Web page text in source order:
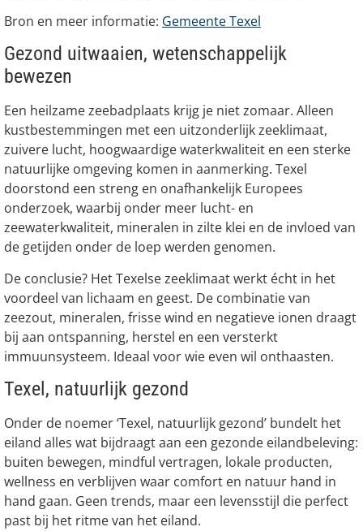
Bron en meer informatie: Gemeente Texel
Gezond uitwaaien, wetenschappelijk
bewezen
Een heilzame zeebadplaats krijg je niet zomaar. Alleen
kustbestemmingen met een uitzonderlijk zeeklimaat,
zuivere lucht, hoogwaardige waterkwaliteit en een sterke
natuurlijke omgeving komen in aanmerking. Texel
doorstond een streng en onafhankelijk Europees
onderzoek, waarbij onder meer lucht- en
zeewaterkwaliteit, mineralen in zilte klei en de invloed van
de getijden onder de loep werden genomen.
De conclusie? Het Texelse zeeklimaat werkt écht in het
voordeel van lichaam en geest. De combinatie van
zeezout, mineralen, frisse wind en negatieve ionen draagt
bij aan ontspanning, herstel en een versterkt
immuunsysteem. Ideaal voor wie even wil onthaasten.
Texel, natuurlijk gezond
Onder de noemer ‘Texel, natuurlijk gezond’ bundelt het
eiland alles wat bijdraagt aan een gezonde eilandbeleving:
buiten bewegen, mindful vertragen, lokale producten,
wellness en verblijven waar comfort en natuur hand in
hand gaan. Geen trends, maar een levensstijl die perfect
past bij het ritme van het eiland.